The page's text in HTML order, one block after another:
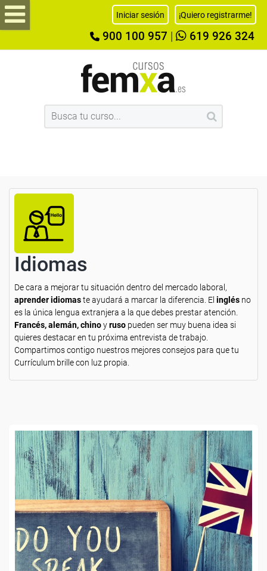
Iniciar sesión ¡Quiero registrarme!
900 100 957 619 926 324
Idiomas
De cara a mejorar tu situación dentro del mercado laboral,
aprender idiomaste ayudará a marcar la diferencia. El inglés no
es la única lengua extranjera a la que debes prestar atención.
Francés, alemán, chinoyruso pueden ser muy buena idea si
quieres destacar en tu próxima entrevista de trabajo.
Compartimos contigo nuestros mejores consejos para que tu
Currículum brille con luz propia.